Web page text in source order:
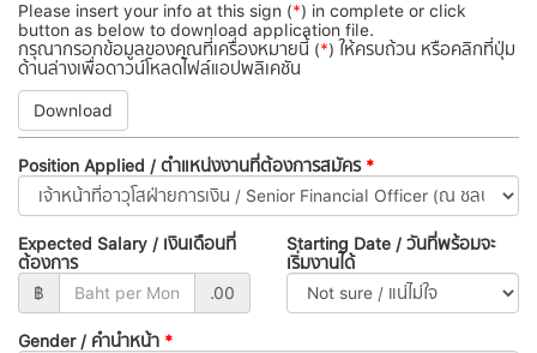
Please insert your info at this sign (*) in complete or click
button as below to download application file.
กรุณากรอกข้อมูลของคุณที่เครื่องหมายนี้ (*) ให้ครบถ้วน หรือคลิกที่ปุ่ม
ด้านล่างเพื่อดาวน์โหลดไฟล์แอปพลิเคชัน
Download
Position Applied / ตำแหน่งงานที่ต้องการสมัคร *
Expected Salary / เงินเดือนที่
ต้องการ
฿
.00
Starting Date / วันที่พร้อมจะ
เริ่มงานได้
Gender / คำนำหน้า *